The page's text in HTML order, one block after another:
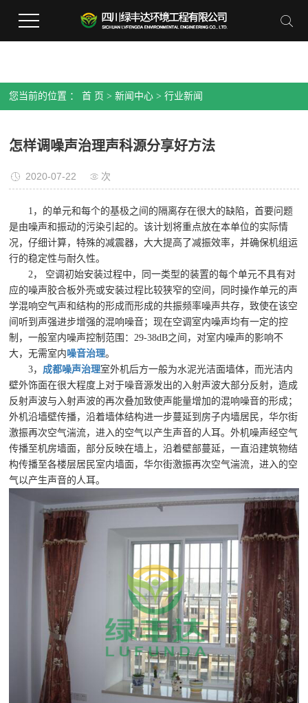
您当前的位置 ：首 页 >新闻中心 >行业新闻
怎样调噪声治理声科源分享好方法
2020-07-22 次
1，的单元和每个的基极之间的隔离存在很大的缺陷，首要问题
是由噪声和振动的污染引起的。该计划将重点放在本单位的实际情
况，仔细计算，特殊的减震器，大大提高了减振效率，并确保机组运
行的稳定性与耐久性。
2， 空调初始安装过程中，同一类型的装置的每个单元不具有对
应的噪声胶合板外壳或安装过程比较狭窄的空间，同时操作单元的声
学混响空气声和结构的形成而形成的共振频率噪声共存，致使在该空
间听到声强进步增强的混响噪音；现在空调室内噪声均有一定的控
制，一般室内噪声控制范围：29-38dB之间，对室内噪声的影响不
大，无需室内噪音治理。
3， 成都噪声治理室外机后方一般为水泥光洁面墙体，而光洁内
壁外饰面在很大程度上对于噪音源发出的入射声波大部分反射，造成
反射声波与入射声波的再次叠加致使声能量增加的混响噪音的形成；
外机沿墙壁传播，沿着墙体结构进一步蔓延到房子内墙居民，华尔街
激振再次空气湍流，进入的空气以产生声音的人耳。外机噪声经空气
传播至机房墙面，部分反映在墙上，沿着壁部蔓延，一直沿建筑物结
构传播至各楼层居民室内墙面，华尔街激振再次空气湍流，进入的空
气以产生声音的人耳。